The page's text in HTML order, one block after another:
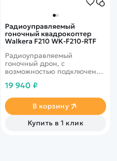
Радиоуправляемый
гоночный квадрокоптер
Walkera F210 WK-F210-RTF
Радиоуправляемый
гоночный дрон, с
возможностью подключения
информация выводится на
19 940 ₽
В корзину
Купить в 1 клик